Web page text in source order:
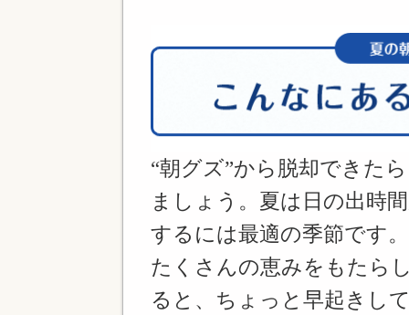
“朝グズ”から脱却できた
ましょう。夏は日の出時
するには最適の季節です
たくさんの恵みをもたら
ると、ちょっと早起きし